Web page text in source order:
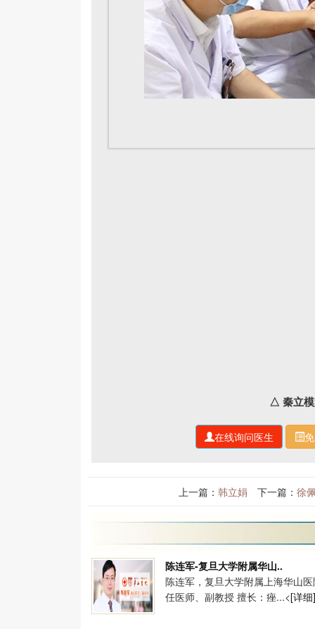
△ 秦立模
在线询问医生
上一篇： 韩立娟 下一篇： 徐
陈连军-复旦大学附属华山..
陈连军，复旦大学附属上海华山
任医师、副教授 擅长：痤...<[详细]